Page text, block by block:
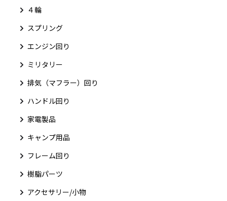
４輪
スプリング
エンジン回り
ミリタリー
排気（マフラー）回り
ハンドル回り
家電製品
キャンプ用品
フレーム回り
樹脂パーツ
アクセサリー/小物